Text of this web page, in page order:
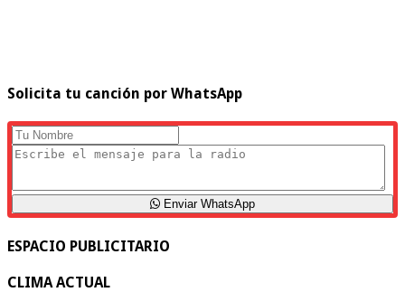
Solicita tu canción por WhatsApp
Enviar WhatsApp
ESPACIO PUBLICITARIO
CLIMA ACTUAL